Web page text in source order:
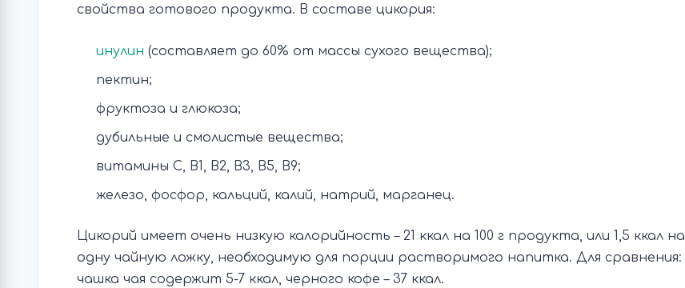
свойства готового продукта. В составе цикория:
инулин (составляет до 60% от массы сухого вещества);
пектин;
фруктоза и глюкоза;
дубильные и смолистые вещества;
витамины С, В1, В2, В3, В5, В9;
железо, фосфор, кальций, калий, натрий, марганец.
Цикорий имеет очень низкую калорийность – 21 ккал на 100 г продукта, или 1,5 ккал на
одну чайную ложку, необходимую для порции растворимого напитка. Для сравнения:
чашка чая содержит 5-7 ккал, черного кофе – 37 ккал.